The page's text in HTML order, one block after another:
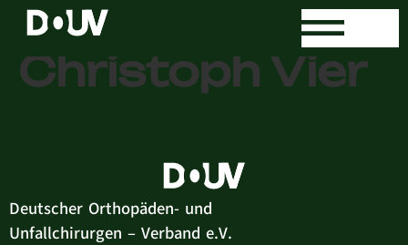
Dr. med.
Christoph Vier
Deutscher Orthopäden- und
Unfallchirurgen – Verband e.V.